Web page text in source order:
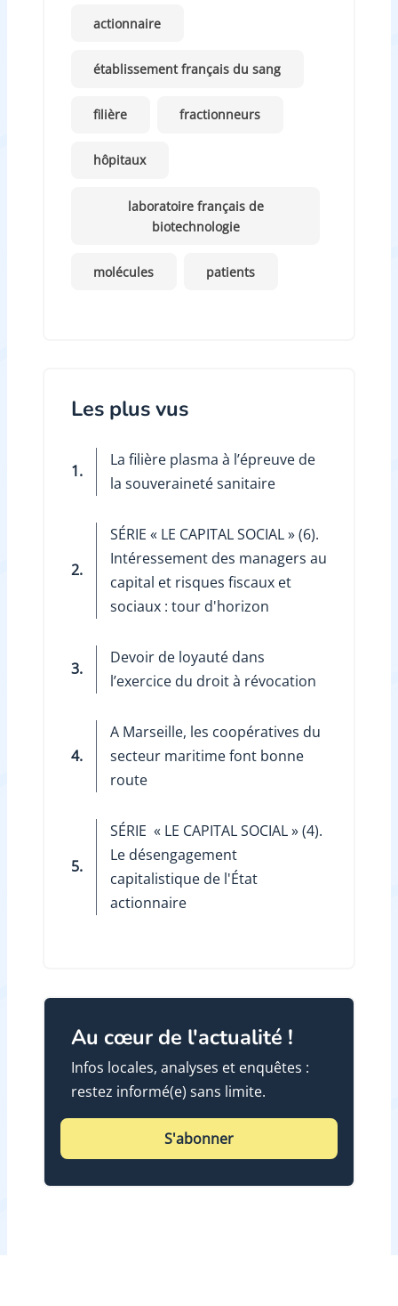
actionnaire
établissement français du sang
filière fractionneurs
hôpitaux
laboratoire français de
biotechnologie
molécules patients
Les plus vus
1.
La filière plasma à l’épreuve de
la souveraineté sanitaire
2.
SÉRIE ­« LE CAPITAL SOCIAL » (6).
Intéressement des managers au
capital et risques fiscaux et
sociaux : tour d'horizon
3.
Devoir de loyauté dans
l’exercice du droit à révocation
4.
A Marseille, les coopératives du
secteur maritime font bonne
route
5.
SÉRIE ­ « LE CAPITAL SOCIAL » (4).
Le désengagement
capitalistique de l'État
actionnaire
Au cœur de l'actualité !
Infos locales, analyses et enquêtes :
restez informé(e) sans limite.
S'abonner